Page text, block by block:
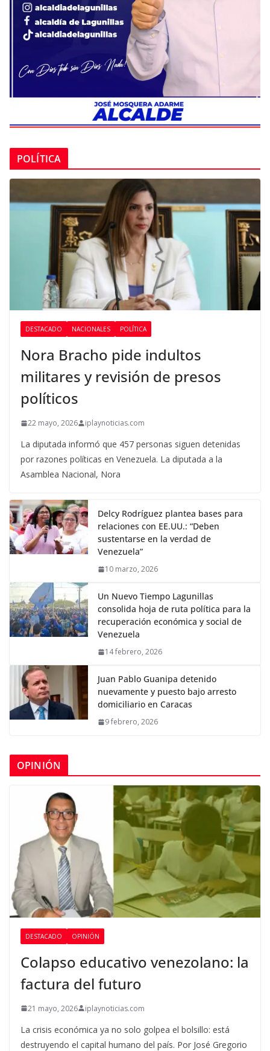
POLÍTICA
DESTACADO NACIONALES POLÍTICA
Nora Bracho pide indultos
militares y revisión de presos
políticos
22 mayo, 2026 iplaynoticias.com
La diputada informó que 457 personas siguen detenidas
por razones políticas en Venezuela. La diputada a la
Asamblea Nacional, Nora
Delcy Rodríguez plantea bases para
relaciones con EE.UU.: “Deben
sustentarse en la verdad de
Venezuela”
10 marzo, 2026
Un Nuevo Tiempo Lagunillas
consolida hoja de ruta política para la
recuperación económica y social de
Venezuela
14 febrero, 2026
Juan Pablo Guanipa detenido
nuevamente y puesto bajo arresto
domiciliario en Caracas
9 febrero, 2026
OPINIÓN
DESTACADO OPINIÓN
Colapso educativo venezolano: la
factura del futuro
21 mayo, 2026 iplaynoticias.com
La crisis económica ya no solo golpea el bolsillo: está
destruyendo el capital humano del país. Por José Gregorio